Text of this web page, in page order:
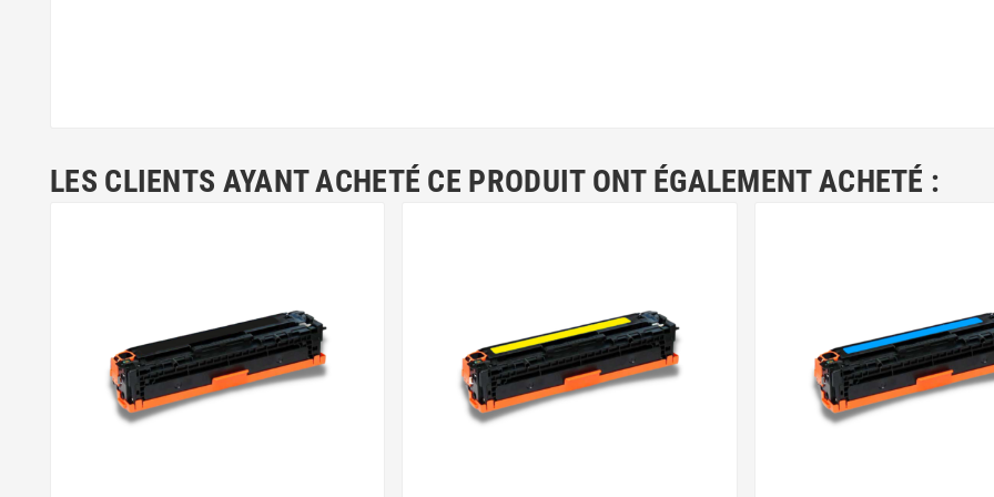
LES CLIENTS AYANT ACHETÉ CE PRODUIT ONT ÉGALEMENT ACHETÉ :